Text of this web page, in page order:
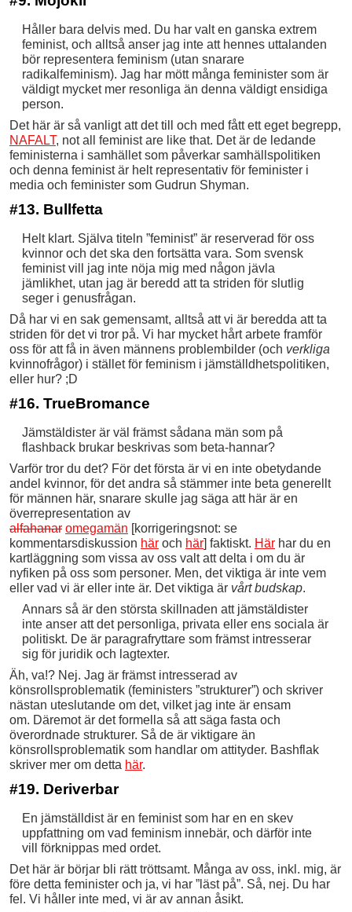
Håller bara delvis med. Du har valt en ganska extrem
feminist, och alltså anser jag inte att hennes uttalanden
bör representera feminism (utan snarare
radikalfeminism). Jag har mött många feminister som är
väldigt mycket mer resonliga än denna väldigt ensidiga
person.
Det här är så vanligt att det till och med fått ett eget begrepp,
NAFALT, not all feminist are like that. Det är de ledande
feministerna i samhället som påverkar samhällspolitiken
och denna feminist är helt representativ för feminister i
media och feminister som Gudrun Shyman.
#13. Bullfetta
Helt klart. Själva titeln ”feminist” är reserverad för oss
kvinnor och det ska den fortsätta vara. Som svensk
feminist vill jag inte nöja mig med någon jävla
jämlikhet, utan jag är beredd att ta striden för slutlig
seger i genusfrågan.
Då har vi en sak gemensamt, alltså att vi är beredda att ta
striden för det vi tror på. Vi har mycket hårt arbete framför
oss för att få in även männens problembilder (och verkliga
kvinnofrågor) i stället för feminism i jämställdhetspolitiken,
eller hur? ;D
#16. TrueBromance
Jämstäldister är väl främst sådana män som på
flashback brukar beskrivas som beta-hannar?
Varför tror du det? För det första är vi en inte obetydande
andel kvinnor, för det andra så stämmer inte beta generellt
för männen här, snarare skulle jag säga att här är en
överrepresentation av
alfahanar omegamän [korrigeringsnot: se
kommentarsdiskussion här och här] faktiskt. Här har du en
kartläggning som vissa av oss valt att delta i om du är
nyfiken på oss som personer. Men, det viktiga är inte vem
eller vad vi är eller inte är. Det viktiga är vårt budskap.
Annars så är den största skillnaden att jämstäldister
inte anser att det personliga, privata eller ens sociala är
politiskt. De är paragrafryttare som främst intresserar
sig för juridik och lagtexter.
Äh, va!? Nej. Jag är främst intresserad av
könsrollsproblematik (feministers ”strukturer”) och skriver
nästan uteslutande om det, vilket jag inte är ensam
om. Däremot är det formella så att säga fasta och
överordnade strukturer. Så de är viktigare än
könsrollsproblematik som handlar om attityder. Bashflak
skriver mer om detta här.
#19. Deriverbar
En jämställdist är en feminist som har en en skev
uppfattning om vad feminism innebär, och därför inte
vill förknippas med ordet.
Det här är börjar bli rätt tröttsamt. Många av oss, inkl. mig, är
före detta feminister och ja, vi har ”läst på”. Så, nej. Du har
fel. Vi håller inte med, vi är av annan åsikt.